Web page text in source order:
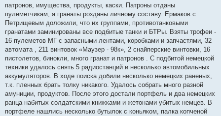
патронов, имущества, продукты, каски. Патроны отданы
пулеметчикам, а гранаты розданы личному составу. Ермаков с
Петрищевым доложили, что их группами, противотанковыми
гранатами заминированы все подбитые танки и БТРы. Взяты трофеи -
16 пулеметов МГ с запасными лентами, коробками и запчастями, 32
автомата , 211 винтовок «Маузер - 98к», 2 снайперские винтовки, 16
пистолетов, бинокли, много гранат и патронов . С подбитой немецкой
техники удалось снять 5 радиостанций и несколько автомобильных
аккумуляторов. В ходе поиска добили несколько немецких раненых,
т.к. пленных брать толку никакого. Удалось собрать много разной
амуниции, продуктов. После этого достали портфель и два немецких
ранца набитых солдатскими книжками и жетонами убитых немцев. В
портфеле нашлись несколько бутылок с коньяком, палка копченой